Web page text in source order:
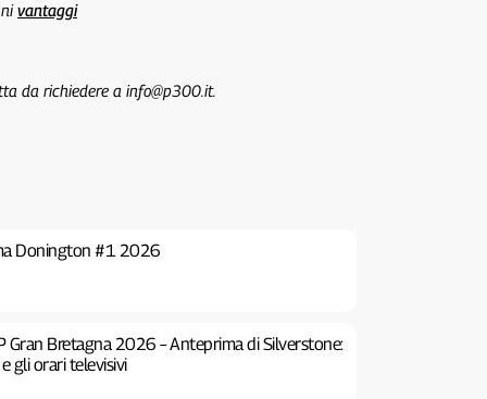
vantaggi
da richiedere a info@p300.it.
Donington #1 2026
Gran Bretagna 2026 – Anteprima di Silverstone:
e gli orari televisivi